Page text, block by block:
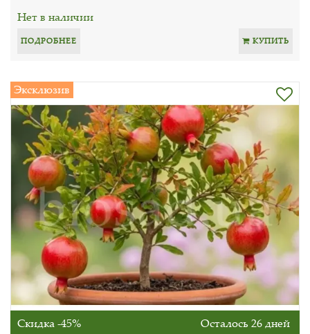
Нет в наличии
ПОДРОБНЕЕ КУПИТЬ
Эксклюзив
Скидка -45% Осталось 26 дней